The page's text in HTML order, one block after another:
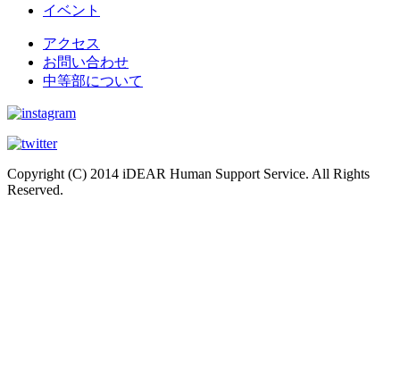
イベント
アクセス
お問い合わせ
中等部について
Copyright (C) 2014 iDEAR Human Support Service. All Rights
Reserved.